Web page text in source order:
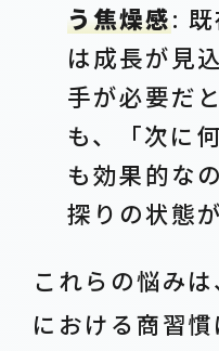
う焦燥感: 既
は成長が見
手が必要だ
も、「次に
も効果的な
探りの状態
これらの悩み
における商習